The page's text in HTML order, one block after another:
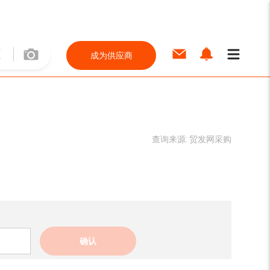
成为供应商
查询来源: 贸发网采购
确认